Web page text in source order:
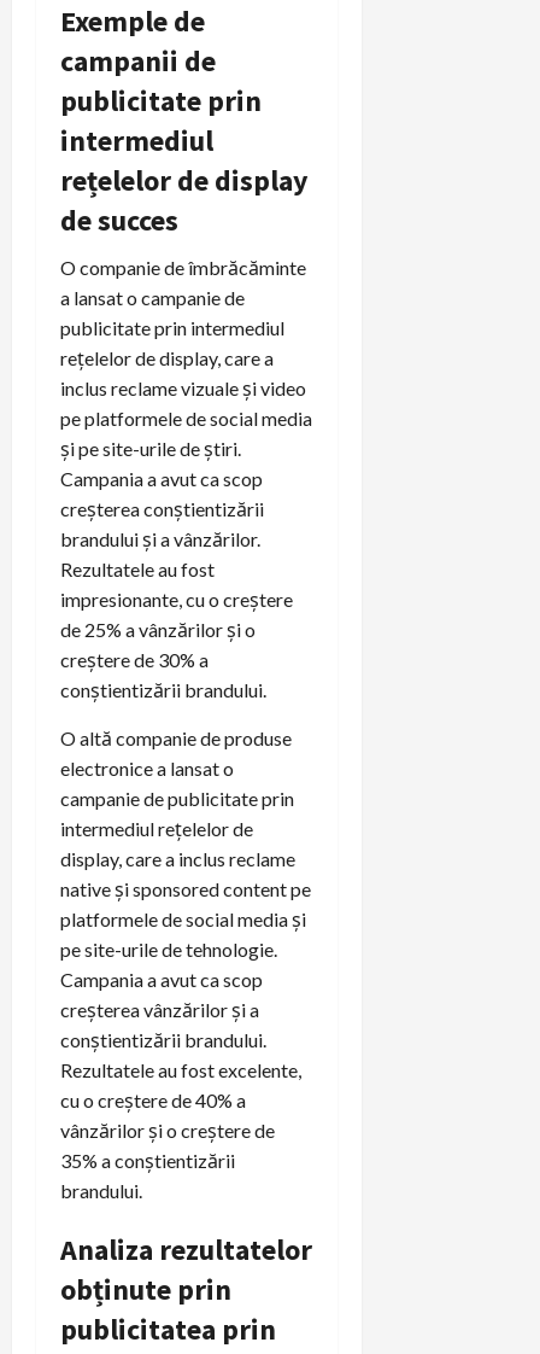
Exemple de
campanii de
publicitate prin
intermediul
rețelelor de display
de succes
O companie de îmbrăcăminte
a lansat o campanie de
publicitate prin intermediul
rețelelor de display, care a
inclus reclame vizuale și video
pe platformele de social media
și pe site-urile de știri.
Campania a avut ca scop
creșterea conștientizării
brandului și a vânzărilor.
Rezultatele au fost
impresionante, cu o creștere
de 25% a vânzărilor și o
creștere de 30% a
conștientizării brandului.
O altă companie de produse
electronice a lansat o
campanie de publicitate prin
intermediul rețelelor de
display, care a inclus reclame
native și sponsored content pe
platformele de social media și
pe site-urile de tehnologie.
Campania a avut ca scop
creșterea vânzărilor și a
conștientizării brandului.
Rezultatele au fost excelente,
cu o creștere de 40% a
vânzărilor și o creștere de
35% a conștientizării
brandului.
Analiza rezultatelor
obținute prin
publicitatea prin